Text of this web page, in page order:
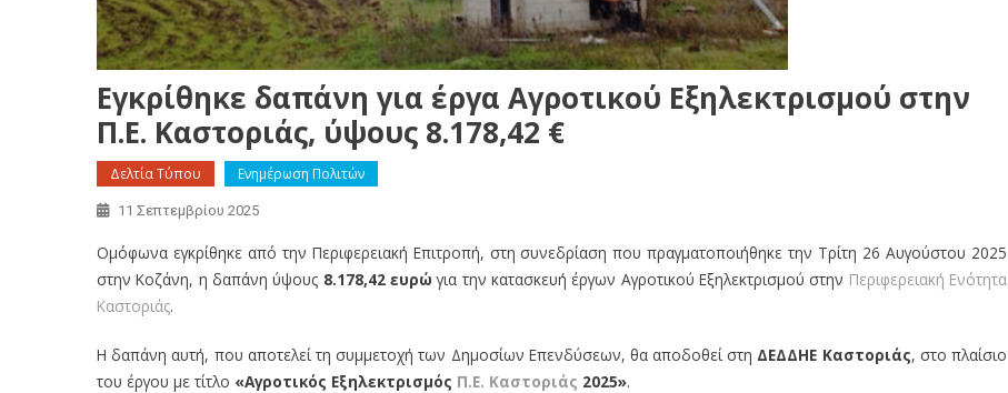
Εγκρίθηκε δαπάνη για έργα Αγροτικού Εξηλεκτρισμού στην
Π.Ε. Καστοριάς, ύψους 8.178,42 €
Δελτία Τύπου Ενημέρωση Πολιτών
11 Σεπτεμβρίου 2025
Ομόφωνα εγκρίθηκε από την Περιφερειακή Επιτροπή, στη συνεδρίαση που πραγματοποιήθηκε την Τρίτη 26 Αυγούστου 2025
στην Κοζάνη, η δαπάνη ύψους 8.178,42 ευρώ για την κατασκευή έργων Αγροτικού Εξηλεκτρισμού στην Περιφερειακή Ενότητα
Καστοριάς.
Η δαπάνη αυτή, που αποτελεί τη συμμετοχή των Δημοσίων Επενδύσεων, θα αποδοθεί στη ΔΕΔΔΗΕ Καστοριάς, στο πλαίσιο
του έργου με τίτλο «Αγροτικός Εξηλεκτρισμός Π.Ε. Καστοριάς 2025».